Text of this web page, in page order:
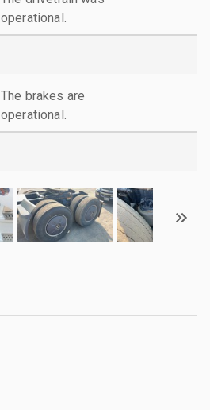
operational.
The brakes are
operational.